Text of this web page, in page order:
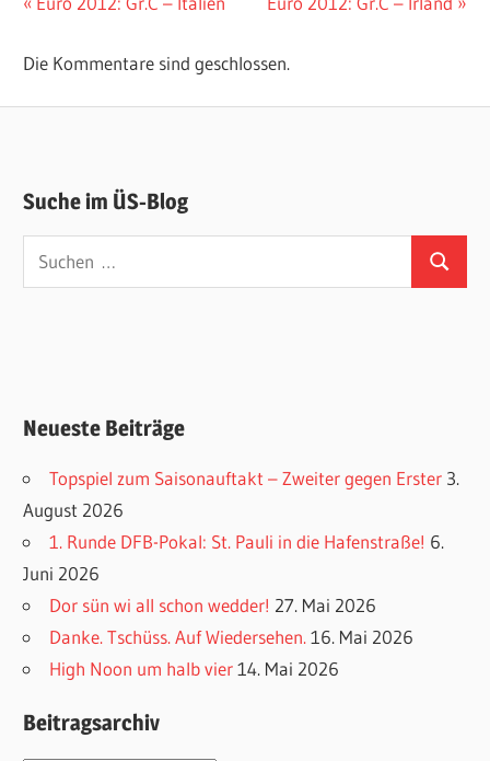
Beitragsnavigation
Die Kommentare sind geschlossen.
Suche im ÜS-Blog
Suchen
nach:
Suchen
Neueste Beiträge
Topspiel zum Saisonauftakt – Zweiter gegen Erster 3.
August 2026
1. Runde DFB-Pokal: St. Pauli in die Hafenstraße! 6.
Juni 2026
Dor sün wi all schon wedder! 27. Mai 2026
Danke. Tschüss. Auf Wiedersehen. 16. Mai 2026
High Noon um halb vier 14. Mai 2026
Beitragsarchiv